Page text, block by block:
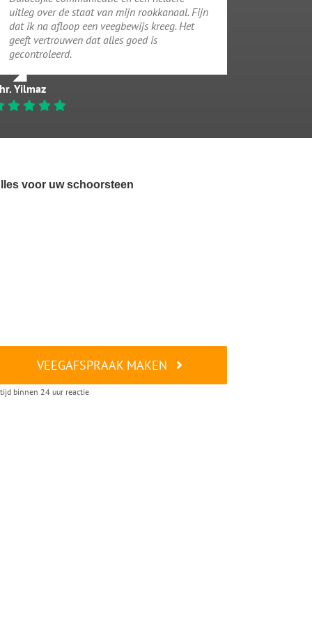
uitleg over de staat van mijn rookkanaal. Fijn
dat ik na afloop een veegbewijs kreeg. Het
geeft vertrouwen dat alles goed is
gecontroleerd.
Yilmaz
voor uw schoorsteen
VEEGAFSPRAAK MAKEN
binnen 24 uur reactie